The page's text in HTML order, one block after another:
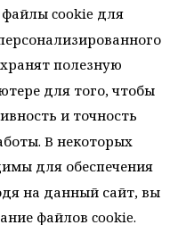
файлы cookie для
полезную
для того, чтобы
и точность
В некоторых
для обеспечения
на данный сайт, вы
файлов cookie.